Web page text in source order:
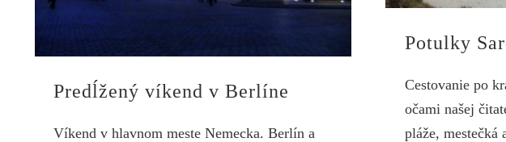
Potulky
Cestovanie po
očami našej
pláže, mestečká
Predĺžený víkend v Berlíne
Víkend v hlavnom meste Nemecka. Berlín a